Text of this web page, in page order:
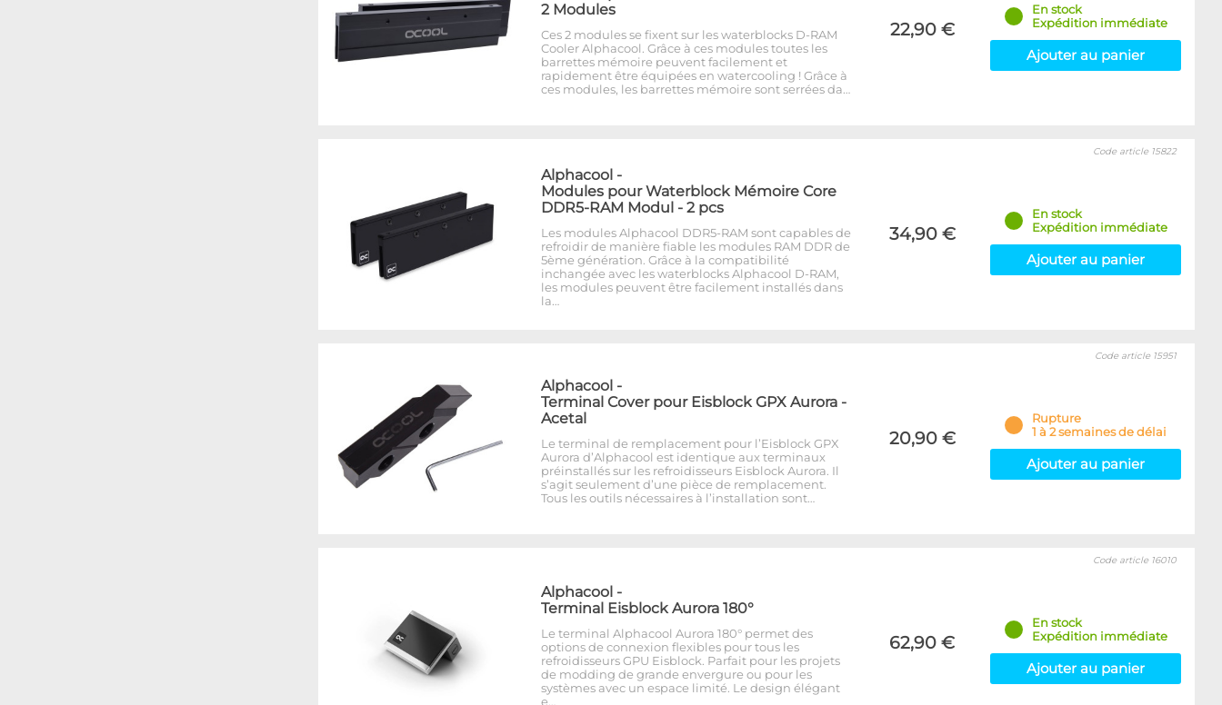
2 Modules
Ces 2 modules se fixent sur les waterblocks D-RAM
Cooler Alphacool. Grâce à ces modules toutes les
barrettes mémoire peuvent facilement et
rapidement être équipées en watercooling ! Grâce à
ces modules, les barrettes mémoire sont serrées da…
22,90 €
En stock
Expédition immédiate
Ajouter au panier
Alphacool -
Modules pour Waterblock Mémoire Core
DDR5-RAM Modul - 2 pcs
Les modules Alphacool DDR5-RAM sont capables de
refroidir de manière fiable les modules RAM DDR de
5ème génération. Grâce à la compatibilité
inchangée avec les waterblocks Alphacool D-RAM,
les modules peuvent être facilement installés dans
la…
34,90 €
Code article 15822
En stock
Expédition immédiate
Ajouter au panier
Alphacool -
Terminal Cover pour Eisblock GPX Aurora -
Acetal
Le terminal de remplacement pour l’Eisblock GPX
Aurora d’Alphacool est identique aux terminaux
préinstallés sur les refroidisseurs Eisblock Aurora. Il
s’agit seulement d’une pièce de remplacement.
Tous les outils nécessaires à l’installation sont…
20,90 €
Code article 15951
Rupture
1 à 2 semaines de délai
Ajouter au panier
Alphacool -
Terminal Eisblock Aurora 180°
Le terminal Alphacool Aurora 180° permet des
options de connexion flexibles pour tous les
refroidisseurs GPU Eisblock. Parfait pour les projets
de modding de grande envergure ou pour les
systèmes avec un espace limité. Le design élégant
e…
62,90 €
Code article 16010
En stock
Expédition immédiate
Ajouter au panier